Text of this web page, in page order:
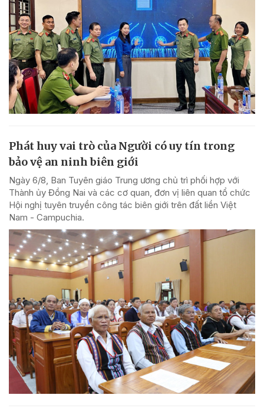
Phát huy vai trò của Người có uy tín trong
bảo vệ an ninh biên giới
Ngày 6/8, Ban Tuyên giáo Trung ương chủ trì phối hợp với
Thành ủy Đồng Nai và các cơ quan, đơn vị liên quan tổ chức
Hội nghị tuyên truyền công tác biên giới trên đất liền Việt
Nam - Campuchia.